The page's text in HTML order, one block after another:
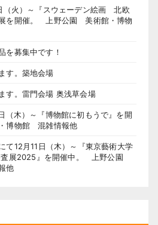
（火）～『スウェーデン絵画 北欧
を開催。 上野公園 美術館・博物
を募集中です！
す。築地会場
す。雷門会場 奥浅草会場
（木）～『博物館に初もうで』を開
博物館 混雑情報他
て12月11日（木）～『東京藝術大学
査展2025』を開催中。 上野公園
他